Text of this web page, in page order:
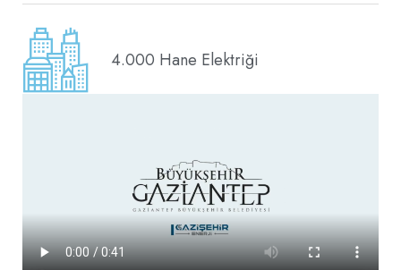
4.000 Hane Elektriği